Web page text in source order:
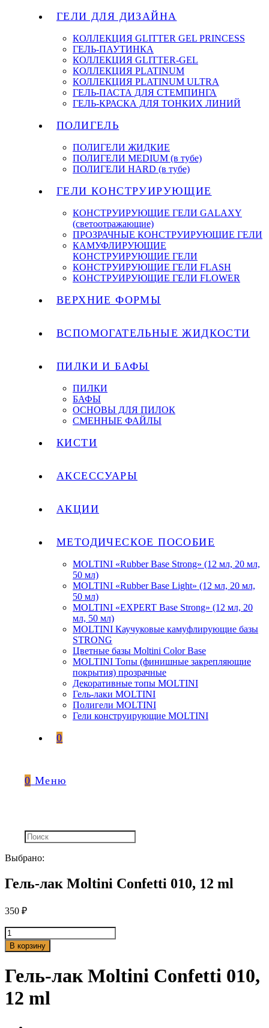
ГЕЛИ ДЛЯ ДИЗАЙНА
КОЛЛЕКЦИЯ GLITTER GEL PRINCESS
ГЕЛЬ-ПАУТИНКА
КОЛЛЕКЦИЯ GLITTER-GEL
КОЛЛЕКЦИЯ PLATINUM
КОЛЛЕКЦИЯ PLATINUM ULTRA
ГЕЛЬ-ПАСТА ДЛЯ СТЕМПИНГА
ГЕЛЬ-КРАСКА ДЛЯ ТОНКИХ ЛИНИЙ
ПОЛИГЕЛЬ
ПОЛИГЕЛИ ЖИДКИЕ
ПОЛИГЕЛИ MEDIUM (в тубе)
ПОЛИГЕЛИ HARD (в тубе)
ГЕЛИ КОНСТРУИРУЮЩИЕ
КОНСТРУИРУЮЩИЕ ГЕЛИ GALAXY
(светоотражающие)
ПРОЗРАЧНЫЕ КОНСТРУИРУЮЩИЕ ГЕЛИ
КАМУФЛИРУЮЩИЕ
КОНСТРУИРУЮЩИЕ ГЕЛИ
КОНСТРУИРУЮЩИЕ ГЕЛИ FLASH
КОНСТРУИРУЮЩИЕ ГЕЛИ FLOWER
ВЕРХНИЕ ФОРМЫ
ВСПОМОГАТЕЛЬНЫЕ ЖИДКОСТИ
ПИЛКИ И БАФЫ
ПИЛКИ
БАФЫ
ОСНОВЫ ДЛЯ ПИЛОК
СМЕННЫЕ ФАЙЛЫ
КИСТИ
АКСЕССУАРЫ
АКЦИИ
МЕТОДИЧЕСКОЕ ПОСОБИЕ
MOLTINI «Rubber Base Strong» (12 мл, 20 мл,
50 мл)
MOLTINI «Rubber Base Light» (12 мл, 20 мл,
50 мл)
MOLTINI «EXPERT Base Strong» (12 мл, 20
мл, 50 мл)
MOLTINI Каучуковые камуфлирующие базы
STRONG
Цветные базы Moltini Color Base
MOLTINI Топы (финишные закрепляющие
покрытия) прозрачные
Декоративные топы MOLTINI
Гель-лаки MOLTINI
Полигели MOLTINI
Гели конструирующие MOLTINI
0
0 Меню
Выбрано:
Гель-лак Moltini Confetti 010, 12 ml
350 ₽
Количество
товара
Гель-
Moltini
Confetti
010,
12
В корзину
Гель-лак Moltini Confetti 010,
12 ml